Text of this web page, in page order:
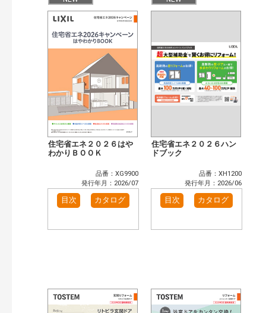
キーワード検索（あいまい）
おすすめハッシュタグ
まずはここから（7）
施工イメージ・アイデア集（5）
リフォームおすすめ（6）
省エネ住宅関連（2）
補助金・優遇制度を知る（2）
カテゴリー
窓・シャッター（14）
玄関ドア・引戸（6）
インテリア建材（10）
エクステリア（3）
トイレ（3）
小型電気温水器（1）
水栓金具（3）
検索
住宅省エネ２０２６はや
わかりＢＯＯＫ
品番：XG9900
発行年月：2026/07
目次 カタログ
住宅省エネ２０２６ハン
ドブック
品番：XH1200
発行年月：2026/06
目次 カタログ